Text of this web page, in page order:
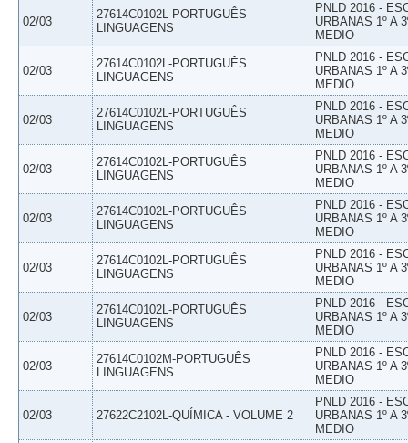
02/03
27614C0102L-PORTUGUÊS
LINGUAGENS
PNLD 2016 -
URBANAS 1º A
MEDIO
02/03
27614C0102L-PORTUGUÊS
LINGUAGENS
PNLD 2016 -
URBANAS 1º A
MEDIO
02/03
27614C0102L-PORTUGUÊS
LINGUAGENS
PNLD 2016 -
URBANAS 1º A
MEDIO
02/03
27614C0102L-PORTUGUÊS
LINGUAGENS
PNLD 2016 -
URBANAS 1º A
MEDIO
02/03
27614C0102L-PORTUGUÊS
LINGUAGENS
PNLD 2016 -
URBANAS 1º A
MEDIO
02/03
27614C0102L-PORTUGUÊS
LINGUAGENS
PNLD 2016 -
URBANAS 1º A
MEDIO
02/03
27614C0102L-PORTUGUÊS
LINGUAGENS
PNLD 2016 -
URBANAS 1º A
MEDIO
02/03
27614C0102M-PORTUGUÊS
LINGUAGENS
PNLD 2016 -
URBANAS 1º A
MEDIO
02/03 27622C2102L-QUÍMICA - VOLUME 2
PNLD 2016 -
URBANAS 1º A
MEDIO